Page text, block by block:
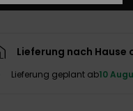
Lieferung nach Hause
Lieferung geplant ab10